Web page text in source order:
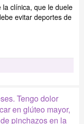
clínica, que le duele
evitar deportes de
Tengo dolor
en glúteo mayor,
pinchazos en la